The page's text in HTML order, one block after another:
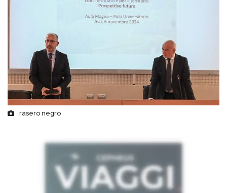
rasero negro